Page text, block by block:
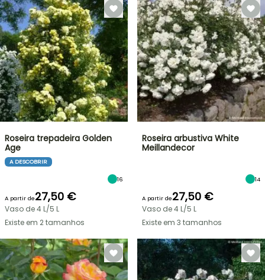
Roseira trepadeira Golden
Age
A DESCOBRIR
16
A partir de27,50 €
Vaso de 4 L/5 L
Existe em 2 tamanhos
Roseira arbustiva White
Meillandecor
14
A partir de27,50 €
Vaso de 4 L/5 L
Existe em 3 tamanhos